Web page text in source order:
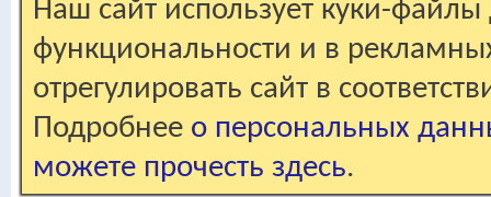
Наш сайт использует куки-файлы
функциональности и в
отрегулировать сайт в
Подробнее о персональных
можете прочесть здесь.